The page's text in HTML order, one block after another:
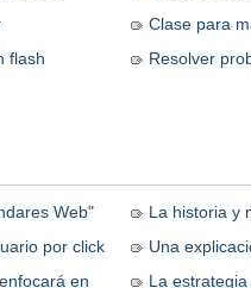
Clase para
flash
Resolver
Web"
La historia y
por click
Una
en
La